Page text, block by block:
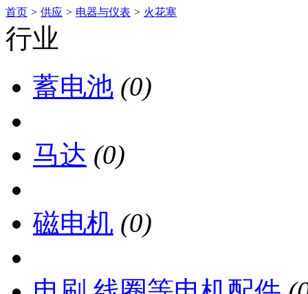
首页 > 供应 > 电器与仪表 > 火花塞
行业
蓄电池 (0)
马达 (0)
磁电机 (0)